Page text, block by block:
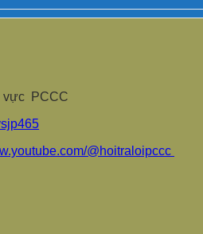
vực PCCC
@hoitraloipccc